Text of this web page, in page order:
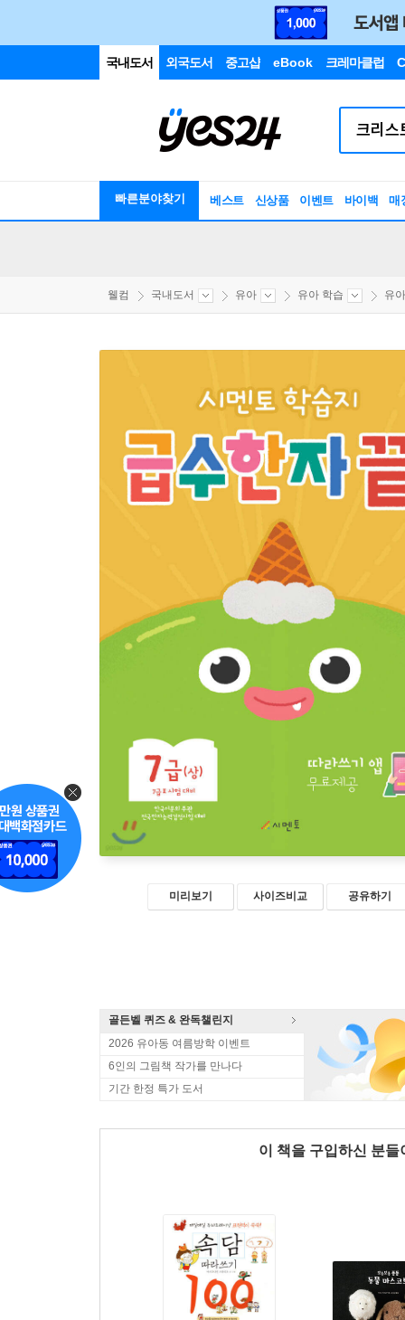
국내도서 외국도서 중고샵 eBook 크레마클럽
빠른분야찾기 베스트 신상품 이벤트 바이백 매
웰컴 국내도서 유아 유아 학습 유
미리보기 사이즈비교 공유하기
골든벨 퀴즈 & 완독챌린지
2026 유아동 여름방학 이벤트
6인의 그림책 작가를 만나다
기간 한정 특가 도서
이 책을 구입하신 분